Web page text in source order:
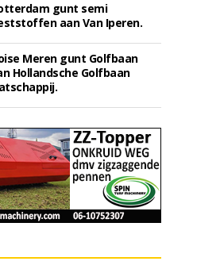
gunt semi
aan Van Iperen.
Meren gunt Golfbaan
Hollandsche Golfbaan